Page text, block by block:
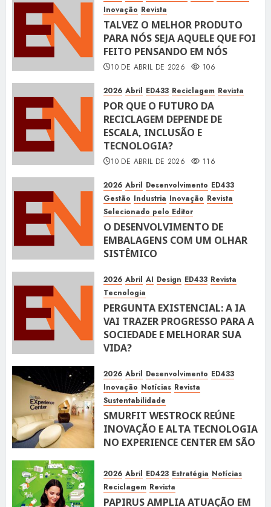
Inovação Revista
TALVEZ O MELHOR PRODUTO
PARA NÓS SEJA AQUELE QUE FOI
FEITO PENSANDO EM NÓS
10 DE ABRIL DE 2026 106
2026 Abril ED433 Reciclagem Revista
POR QUE O FUTURO DA
RECICLAGEM DEPENDE DE
ESCALA, INCLUSÃO E
TECNOLOGIA?
10 DE ABRIL DE 2026 116
2026 Abril Desenvolvimento ED433
Gestão Industria Inovação Revista
Selecionado pelo Editor
O DESENVOLVIMENTO DE
EMBALAGENS COM UM OLHAR
SISTÊMICO
2026 Abril AI Design ED433 Revista
Tecnologia
PERGUNTA EXISTENCIAL: A IA
VAI TRAZER PROGRESSO PARA A
SOCIEDADE E MELHORAR SUA
VIDA?
2026 Abril Desenvolvimento ED433
Inovação Notícias Revista
Sustentabilidade
SMURFIT WESTROCK REÚNE
INOVAÇÃO E ALTA TECNOLOGIA
NO EXPERIENCE CENTER EM SÃO
10 DE ABRIL DE 2026 119
2026 Abril ED423 Estratégia Notícias
Reciclagem Revista
PAPIRUS AMPLIA ATUAÇÃO EM